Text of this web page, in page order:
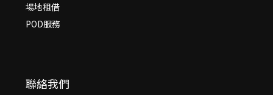
場地租借
POD服務
聯絡我們